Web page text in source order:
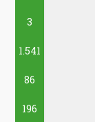
3
1.541
86
196